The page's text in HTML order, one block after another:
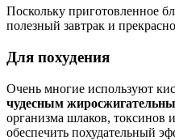
Поскольку приготовленное
полезный завтрак и
Для похудения
Очень многие используют
чудесным
организма шлаков, токсинов
обеспечить похудательный